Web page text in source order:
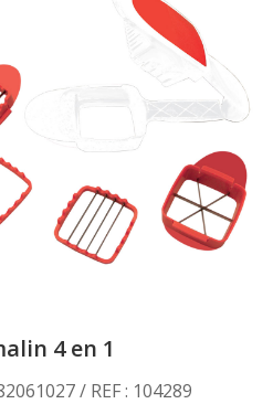
4 en 1
/ REF : 104289